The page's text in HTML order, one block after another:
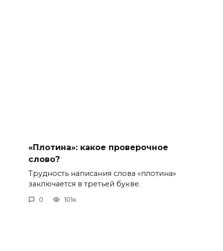
«Плотина»: какое проверочное
слово?
Трудность написания слова «плотина»
заключается в третьей букве.
0 101к.